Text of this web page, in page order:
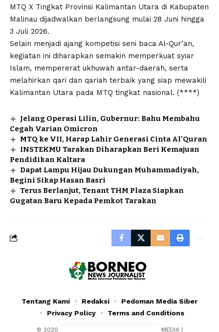
MTQ X Tingkat Provinsi Kalimantan Utara di Kabupaten
Malinau dijadwalkan berlangsung mulai 28 Juni hingga
3 Juli 2026.
Selain menjadi ajang kompetisi seni baca Al-Qur’an,
kegiatan ini diharapkan semakin memperkuat syiar
Islam, mempererat ukhuwah antar-daerah, serta
melahirkan qari dan qariah terbaik yang siap mewakili
Kalimantan Utara pada MTQ tingkat nasional. (****)
Jelang Operasi Lilin, Gubernur: Bahu Membahu
Cegah Varian Omicron
MTQ ke VII, Harap Lahir Generasi Cinta Al’Quran
INSTEKMU Tarakan Diharapkan Beri Kemajuan
Pendidikan Kaltara
Dapat Lampu Hijau Dukungan Muhammadiyah,
Begini Sikap Hasan Basri
Terus Berlanjut, Tenant THM Plaza Siapkan
Gugatan Baru Kepada Pemkot Tarakan
© 2020 - 2024 - PT. YAFRAN BORNEO MULTIMEDIA |
Tentang Kami Redaksi
Pedoman Media Siber
Privacy Policy
Terms and Conditions